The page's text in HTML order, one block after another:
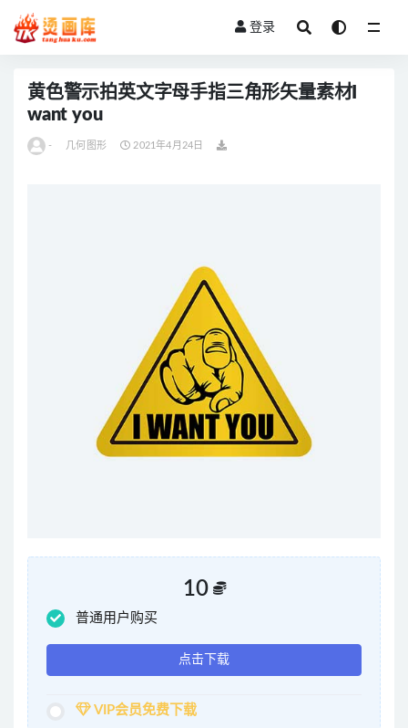
登录
黄色警示拍英文字母手指三角形矢量素材I
want you
- 几何图形 2021年4月24日
10
普通用户购买
点击下载
VIP会员免费下载